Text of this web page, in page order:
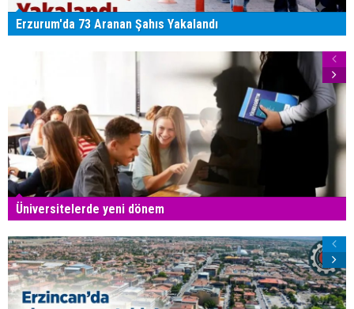
Erzurum'da 73 Aranan Şahıs Yakalandı
Üniversitelerde yeni dönem